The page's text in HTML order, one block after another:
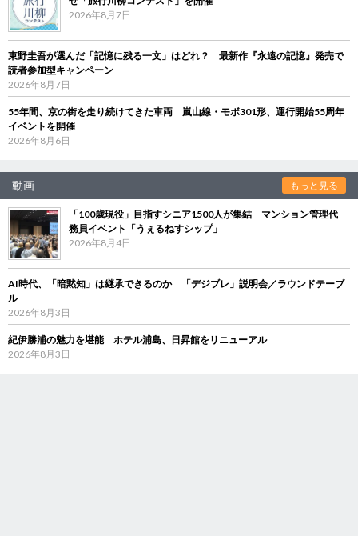
2026年8月7日
東野圭吾が選んだ「記憶に残る一文」はどれ？ 最新作『永遠の記憶』発売で
読者参加型キャンペーン
2026年8月7日
55年間、京の街を走り続けてきた車両 嵐山線・モボ301形、運行開始55周年
イベントを開催
2026年8月6日
動画 もっと見る
「100歳現役」目指すシニア1500人が集結 マンション管理代
務員イベント「うぇるねすシップ」
2026年8月4日
AI時代、「暗黙知」は継承できるのか 「デジブレ」説明会／ラウンドテーブ
ル
2026年8月3日
紀伊勝浦の魅力を堪能 ホテル浦島、日昇館をリニューアル
2026年8月3日